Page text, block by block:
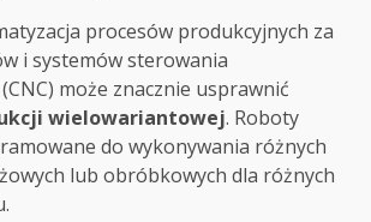
procesów produkcyjnych za
i systemów sterowania
może znacznie usprawnić
wielowariantowej. Roboty
do wykonywania różnych
lub obróbkowych dla różnych